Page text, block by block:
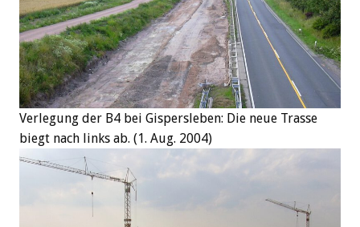
Verlegung der B4 bei Gispersleben: Die neue Trasse
biegt nach links ab. (1. Aug. 2004)